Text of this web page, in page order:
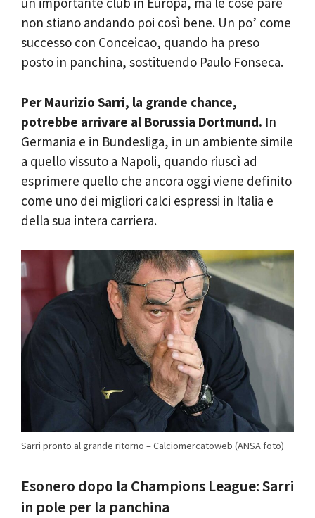
non stiano andando poi così bene. Un po’ come
successo con Conceicao, quando ha preso
posto in panchina, sostituendo Paulo Fonseca.
Per Maurizio Sarri, la grande chance,
potrebbe arrivare al Borussia Dortmund. In
Germania e in Bundesliga, in un ambiente simile
a quello vissuto a Napoli, quando riuscì ad
esprimere quello che ancora oggi viene definito
come uno dei migliori calci espressi in Italia e
della sua intera carriera.
Sarri pronto al grande ritorno – Calciomercatoweb (ANSA foto)
Esonero dopo la Champions League: Sarri
in pole per la panchina